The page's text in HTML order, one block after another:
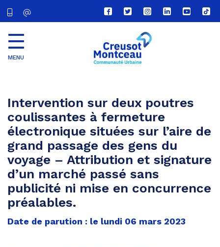
Lien
vers
compte
Facebook
Lien
vers
compte
Twitter
Lien
vers
le
compte
Lien
vers
Lien
vers
Lien
vers
MENU
Intervention sur deux poutres
coulissantes à fermeture
électronique situées sur l’aire de
grand passage des gens du
voyage – Attribution et signature
d’un marché passé sans
publicité ni mise en concurrence
préalables.
Date de parution : le lundi 06 mars 2023